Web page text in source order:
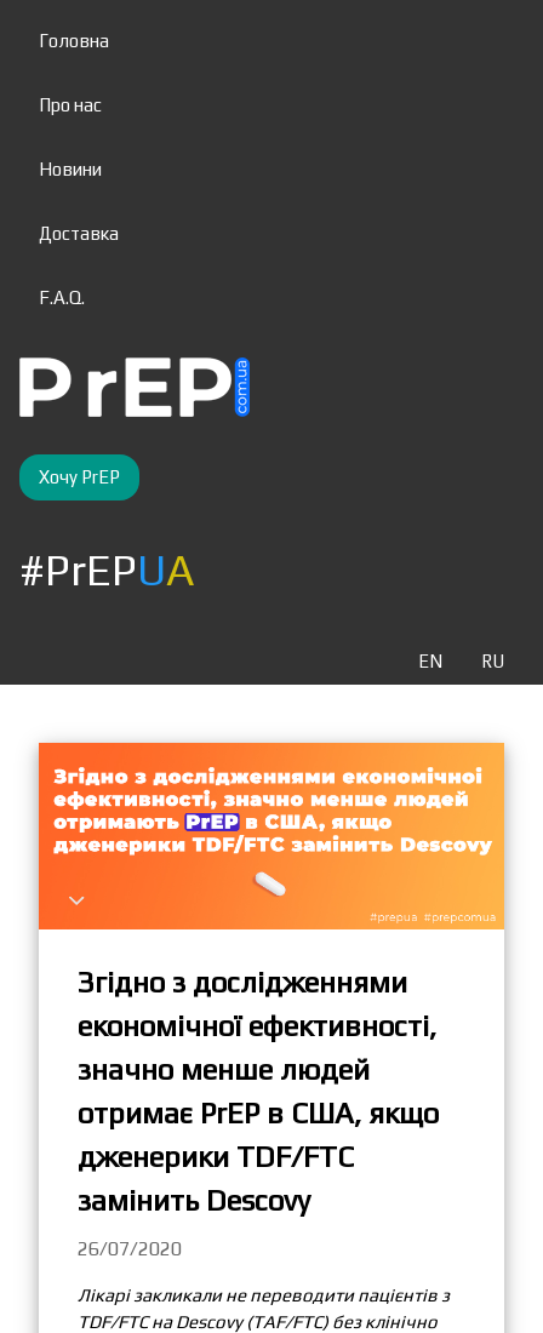
Головна
Про нас
Новини
Доставка
F.A.Q.
Хочу PrEP
#PrEPUA
RU
EN
Згідно з дослідженнями
економічної ефективності,
значно менше людей
отримає PrEP в США, якщо
дженерики TDF/FTC
замінить Descovy
26/07/2020
Лікарі закликали не переводити пацієнтів з
TDF/FTC на Descovy (TAF/FTC) без клінічно